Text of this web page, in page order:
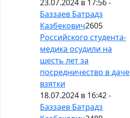
23.07.2024 в 17:56 -
Баззаев Батрадз
Казбекович2605
Российского студента-
медика осудили на
шесть лет за
посредничество в даче
взятки
18.07.2024 в 16:42 -
Баззаев Батрадз